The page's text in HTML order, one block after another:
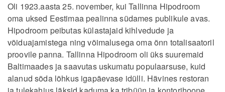
Oli 1923.aasta 25. november, kui Tallinna Hipodroom
oma uksed Eestimaa pealinna südames publikule avas.
Hipodroom peibutas külastajaid kihlvedude ja
võiduajamistega ning võimalusega oma õnn totalisaatoril
proovile panna. Tallinna Hipodroom oli üks suuremaid
Baltimaades ja saavutas uskumatu populaarsuse, kuid
alanud sõda lõhkus igapäevase idülli. Hävines restoran